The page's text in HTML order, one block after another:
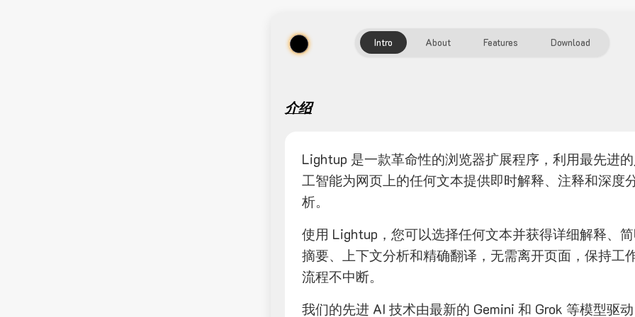
Intro About Features Download
介绍
Lightup 是一款革命性的浏览器扩展程序，利用最先进的
工智能为网页上的任何文本提供即时解释、注释和深度
析。
使用 Lightup，您可以选择任何文本并获得详细解释、
摘要、上下文分析和精确翻译，无需离开页面，保持工
流程不中断。
我们的先进 AI 技术由最新的 Gemini 和 Grok 等模型驱动